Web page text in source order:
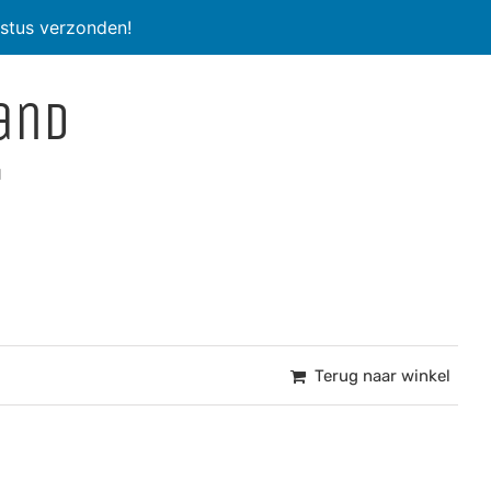
verzonden!
Terug naar winkel